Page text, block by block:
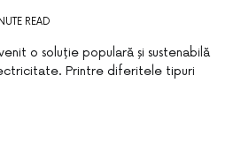
READ
o soluție populară și sustenabilă
Printre diferitele tipuri